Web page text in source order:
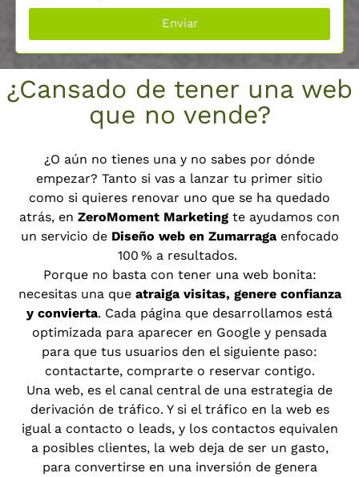
Enviar
¿Cansado de tener una web
que no vende?
¿O aún no tienes una y no sabes por dónde
empezar? Tanto si vas a lanzar tu primer sitio
como si quieres renovar uno que se ha quedado
atrás, en ZeroMoment Marketing te ayudamos con
un servicio de Diseño web en Zumarragaenfocado
100 % a resultados.
Porque no basta con tener una web bonita:
necesitas una que atraiga visitas, genere confianza
y convierta. Cada página que desarrollamos está
optimizada para aparecer en Google y pensada
para que tus usuarios den el siguiente paso:
contactarte, comprarte o reservar contigo.
Una web, es el canal central de una estrategia de
derivación de tráfico. Y si el tráfico en la web es
igual a contacto o leads, y los contactos equivalen
a posibles clientes, la web deja de ser un gasto,
para convertirse en una inversión de genera